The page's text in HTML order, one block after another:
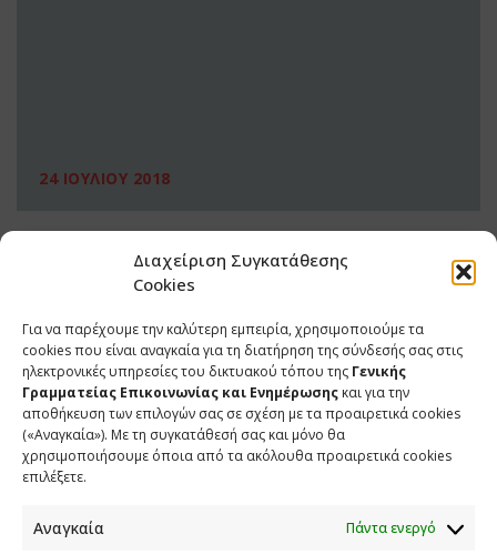
Διαχείριση Συγκατάθεσης
Cookies
Για να παρέχουμε την καλύτερη εμπειρία, χρησιμοποιούμε τα
cookies που είναι αναγκαία για τη διατήρηση της σύνδεσής σας στις
ηλεκτρονικές υπηρεσίες του δικτυακού τόπου της Γενικής
Γραμματείας Επικοινωνίας και Ενημέρωσης και για την
αποθήκευση των επιλογών σας σε σχέση με τα προαιρετικά cookies
(«Αναγκαία»). Με τη συγκατάθεσή σας και μόνο θα
χρησιμοποιήσουμε όποια από τα ακόλουθα προαιρετικά cookies
επιλέξετε.
Αναγκαία Πάντα ενεργό
24 ΙΟΥΛΙΟΥ 2018
ΕΠΙΚΟΙΝΩΝΙΑ
Φραγκούδη 11 & Αλεξάνδρου Πάντου